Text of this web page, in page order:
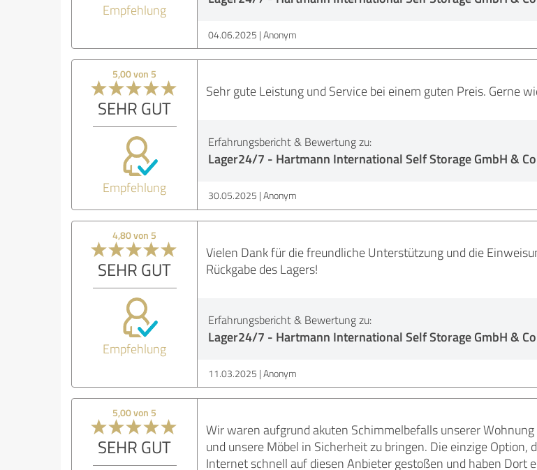
Empfehlung
04.06.2025 Anonym
5,00 von 5
SEHR GUT
Empfehlung
Sehr gute Leistung und Service bei einem guten Preis. Gerne
Erfahrungsbericht & Bewertung zu:
Lager24/7 - Hartmann International Self Storage GmbH &
30.05.2025 Anonym
4,80 von 5
SEHR GUT
Empfehlung
Vielen Dank für die freundliche Unterstützung und die
Rückgabe des Lagers!
Erfahrungsbericht & Bewertung zu:
Lager24/7 - Hartmann International Self Storage GmbH &
11.03.2025 Anonym
5,00 von 5
SEHR GUT
Wir waren aufgrund akuten Schimmelbefalls unserer
und unsere Möbel in Sicherheit zu bringen. Die einzige
Internet schnell auf diesen Anbieter gestoßen und haben Dort